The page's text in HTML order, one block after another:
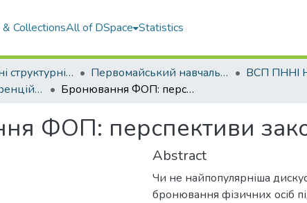
CollectionsAll of DSpace Statistics
Відокремлені структурні підрозділи НУК ім. адм. Макарова Первомайський навчально-науковий інститут НУК ім. адм. Макарова (ПННІ НУК)
Матеріали конференцій (ОЕА)
Бронювання ФОП: перспективи законодавства
ФОП: перспективи
Abstract
Чи не найпопулярніша
бронювання фізичних осіб